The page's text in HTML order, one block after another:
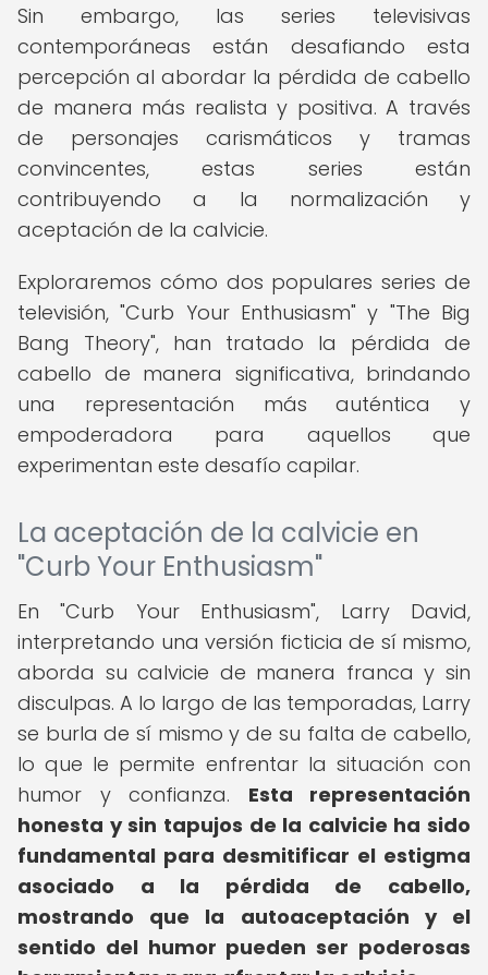
Sin embargo, las series televisivas
contemporáneas están desafiando esta
percepción al abordar la pérdida de cabello
de manera más realista y positiva. A través
de personajes carismáticos y tramas
convincentes, estas series están
contribuyendo a la normalización y
aceptación de la calvicie.
Exploraremos cómo dos populares series de
televisión, "Curb Your Enthusiasm" y "The Big
Bang Theory", han tratado la pérdida de
cabello de manera significativa, brindando
una representación más auténtica y
empoderadora para aquellos que
experimentan este desafío capilar.
La aceptación de la calvicie en
"Curb Your Enthusiasm"
En "Curb Your Enthusiasm", Larry David,
interpretando una versión ficticia de sí mismo,
aborda su calvicie de manera franca y sin
disculpas. A lo largo de las temporadas, Larry
se burla de sí mismo y de su falta de cabello,
lo que le permite enfrentar la situación con
humor y confianza. Esta representación
honesta y sin tapujos de la calvicie ha sido
fundamental para desmitificar el estigma
asociado a la pérdida de cabello,
mostrando que la autoaceptación y el
sentido del humor pueden ser poderosas